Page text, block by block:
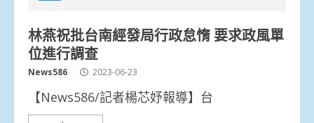
林燕祝批台南經發局行政怠惰 要求政風單
位進行調查
News586 2023-06-23
【News586/記者楊芯妤報導】台